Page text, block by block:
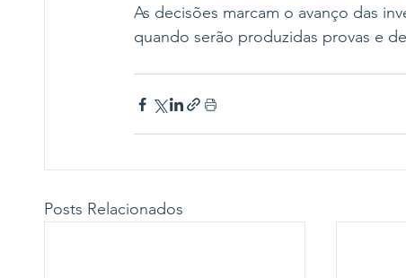
As decisões marcam o avanço das
quando serão produzidas provas e
Posts Relacionados